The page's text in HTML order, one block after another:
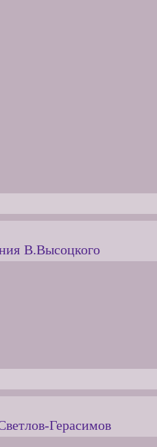
В.Высоцкого
Герасимов